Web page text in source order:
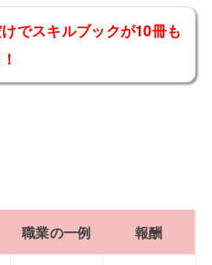
でスキルブックが10冊も
職業の一例 報酬